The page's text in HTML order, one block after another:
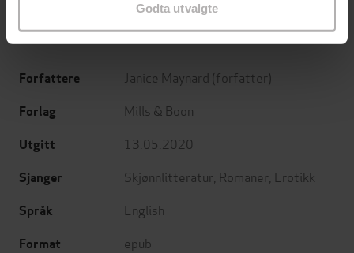
Godta utvalgte
Forfattere Janice Maynard (forfatter)
Forlag Mills & Boon
Utgitt 13.05.2020
Sjanger Skjønnlitteratur Romaner Erotikk
Språk English
Format epub